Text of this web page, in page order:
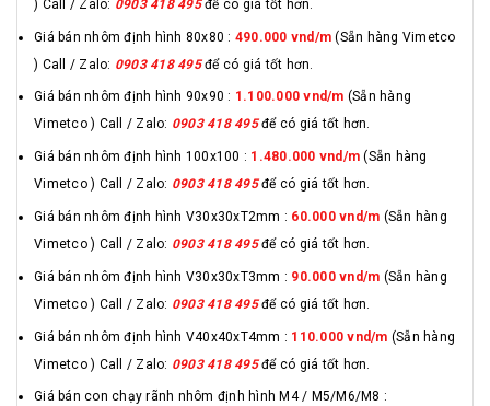
) Call / Zalo: 0903 418 495để có giá tốt hơn.
Giá bán nhôm định hình 80x80 : 490.000 vnd/m(Sẵn hàng Vimetco
) Call / Zalo: 0903 418 495để có giá tốt hơn.
Giá bán nhôm định hình 90x90 : 1.100.000 vnd/m (Sẵn hàng
Vimetco ) Call / Zalo: 0903 418 495để có giá tốt hơn.
Giá bán nhôm định hình 100x100 : 1.480.000 vnd/m (Sẵn hàng
Vimetco ) Call / Zalo: 0903 418 495để có giá tốt hơn.
Giá bán nhôm định hình V30x30xT2mm : 60.000 vnd/m (Sẵn hàng
Vimetco ) Call / Zalo: 0903 418 495để có giá tốt hơn.
Giá bán nhôm định hình V30x30xT3mm : 90.000 vnd/m (Sẵn hàng
Vimetco ) Call / Zalo: 0903 418 495để có giá tốt hơn.
Giá bán nhôm định hình V40x40xT4mm : 110.000 vnd/m (Sẵn hàng
Vimetco ) Call / Zalo: 0903 418 495để có giá tốt hơn.
Giá bán con chạy rãnh nhôm định hình M4 / M5/M6/M8 :